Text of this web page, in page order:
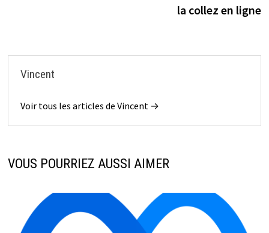
la collez en ligne
Vincent
Voir tous les articles de Vincent →
VOUS POURRIEZ AUSSI AIMER